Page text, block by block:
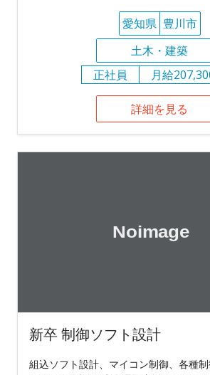
愛知県 豊川市
土木・建築
正社員
月給
詳細を見る
新卒 制御ソフト設計
組込ソフト設計、マイコン制御、各種